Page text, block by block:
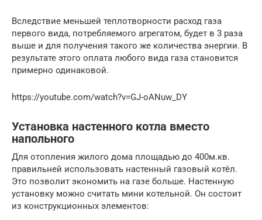
Вследствие меньшей теплотворности расход газа
первого вида, потребляемого агрегатом, будет в 3 раза
выше и для получения такого же количества энергии. В
результате этого оплата любого вида газа становится
примерно одинаковой.
https://youtube.com/watch?v=GJ-oANuw_DY
Установка настенного котла вместо
напольного
Для отопления жилого дома площадью до 400м.кв.
правильней использовать настенный газовый котёл.
Это позволит экономить на газе больше. Настенную
установку можно считать мини котельной. Он состоит
из конструкционных элементов: